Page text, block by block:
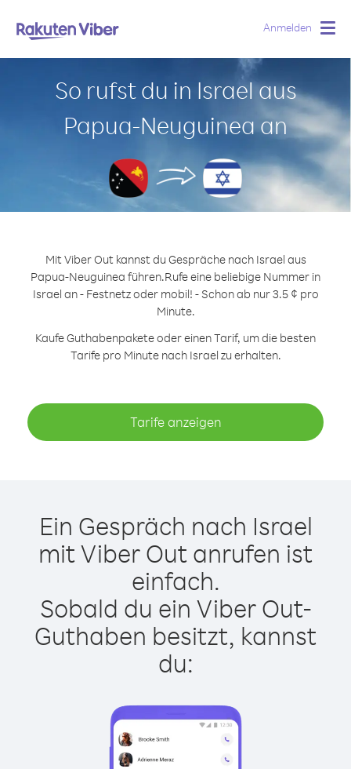
Anmelden
So rufst du in Israel aus
Papua-Neuguinea an
Mit Viber Out kannst du Gespräche nach Israel aus
Papua-Neuguinea führen.Rufe eine beliebige Nummer in
Israel an - Festnetz oder mobil! - Schon ab nur 3.5 ¢ pro
Minute.
Kaufe Guthabenpakete oder einen Tarif, um die besten
Tarife pro Minute nach Israel zu erhalten.
Tarife anzeigen
Ein Gespräch nach Israel
mit Viber Out anrufen ist
einfach.
Sobald du ein Viber Out-
Guthaben besitzt, kannst
du: